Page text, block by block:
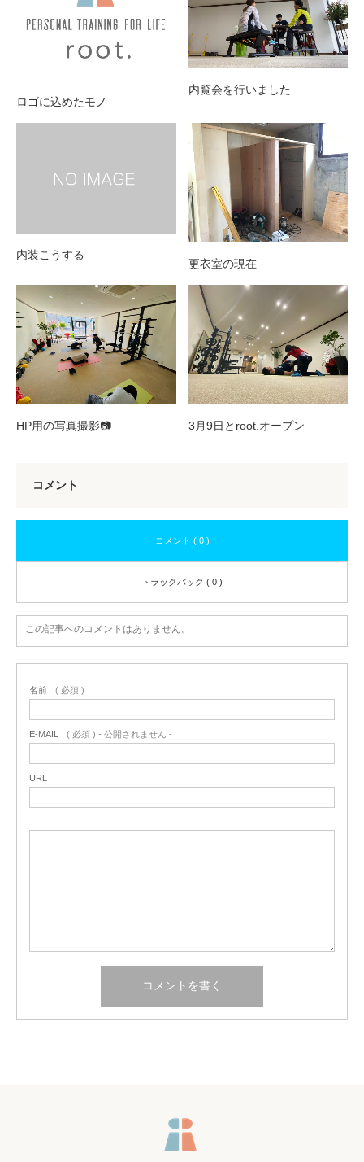
ロゴに込めたモノ
内覧会を行いました
内装こうする
更衣室の現在
HP用の写真撮影📷 3月9日とroot.オープン
コメント
コメント ( 0 )
トラックバック ( 0 )
この記事へのコメントはありません。
名前 ( 必須 )
E-MAIL ( 必須 ) - 公開されません -
URL